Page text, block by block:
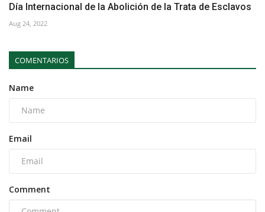
Día Internacional de la Abolición de la Trata de Esclavos
Aug 24, 2022
COMENTARIOS
Name
Email
Comment